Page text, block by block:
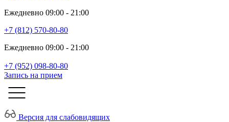
Ежедневно 09:00 - 21:00
+7 (812) 570-80-80
Ежедневно 09:00 - 21:00
+7 (952) 098-80-80
Запись на прием
Версия для слабовидящих